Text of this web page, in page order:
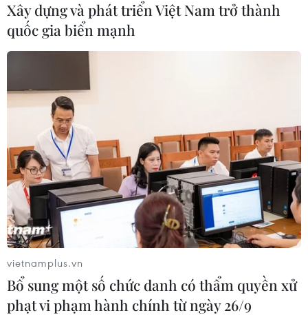
Xây dựng và phát triển Việt Nam trở thành
quốc gia biển mạnh
vietnamplus.vn
Bổ sung một số chức danh có thẩm quyền xử
phạt vi phạm hành chính từ ngày 26/9